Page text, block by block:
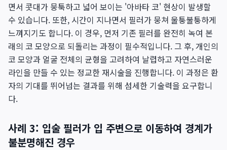
면서 콧대가 뭉툭하고 넓어 보이는 '아바타 코' 현상이 발생할
수 있습니다. 또한, 시간이 지나면서 필러가 뭉쳐 울퉁불퉁하게
느껴지기도 합니다. 이 경우, 먼저 기존 필러를 완전히 녹여 본
래의 코 모양으로 되돌리는 과정이 필수적입니다. 그 후, 개인의
코 모양과 얼굴 전체의 균형을 고려하여 날렵하고 자연스러운
라인을 만들 수 있는 정교한 재시술을 진행합니다. 이 과정은 환
자의 기대를 뛰어넘는 결과를 위해 섬세한 기술력을 요구합니
다.
사례 3: 입술 필러가 입 주변으로 이동하여 경계가
불분명해진 경우